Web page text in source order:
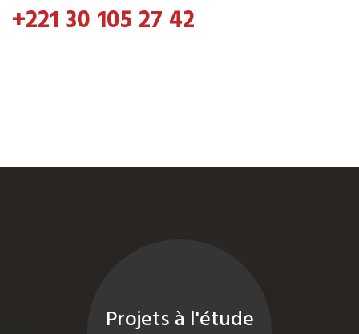
+221 30 105 27 42
Projets à l'étude